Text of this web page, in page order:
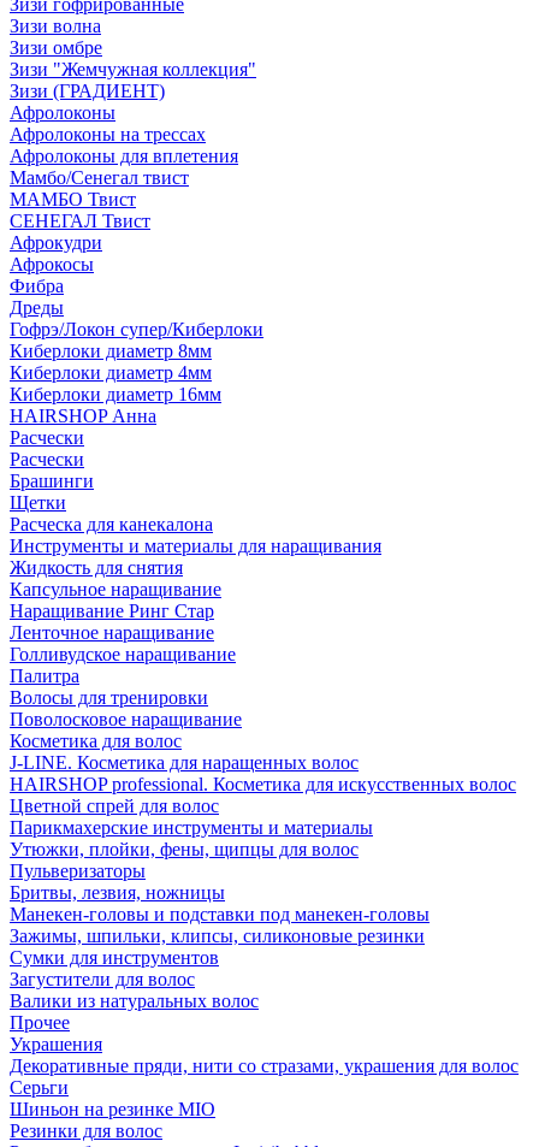
Зизи гофрированные
Зизи волна
Зизи омбре
Зизи "Жемчужная коллекция"
Зизи (ГРАДИЕНТ)
Афролоконы
Афролоконы на трессах
Афролоконы для вплетения
Мамбо/Сенегал твист
МАМБО Твист
СЕНЕГАЛ Твист
Афрокудри
Афрокосы
Фибра
Дреды
Гофрэ/Локон супер/Киберлоки
Киберлоки диаметр 8мм
Киберлоки диаметр 4мм
Киберлоки диаметр 16мм
HAIRSHOP Анна
Расчески
Расчески
Брашинги
Щетки
Расческа для канекалона
Инструменты и материалы для наращивания
Жидкость для снятия
Капсульное наращивание
Наращивание Ринг Стар
Ленточное наращивание
Голливудское наращивание
Палитра
Волосы для тренировки
Поволосковое наращивание
Косметика для волос
J-LINE. Косметика для наращенных волос
HAIRSHOP professional. Косметика для искусственных волос
Цветной спрей для волос
Парикмахерские инструменты и материалы
Утюжки, плойки, фены, щипцы для волос
Пульверизаторы
Бритвы, лезвия, ножницы
Манекен-головы и подставки под манекен-головы
Зажимы, шпильки, клипсы, силиконовые резинки
Сумки для инструментов
Загустители для волос
Валики из натуральных волос
Прочее
Украшения
Декоративные пряди, нити со стразами, украшения для волос
Серьги
Шиньон на резинке MIO
Резинки для волос